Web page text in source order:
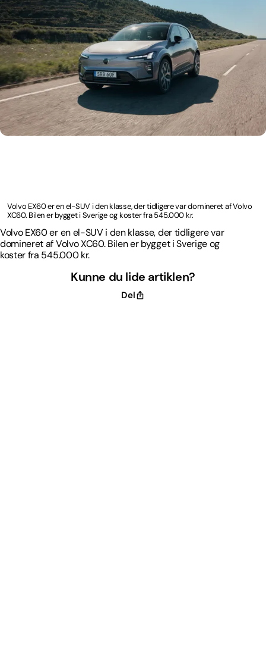
Volvo EX60 er en el-SUV i den klasse, der tidligere var domineret af Volvo
XC60. Bilen er bygget i Sverige og koster fra 545.000 kr.
Volvo EX60 er en el-SUV i den klasse, der tidligere var
domineret af Volvo XC60. Bilen er bygget i Sverige og
koster fra 545.000 kr.
Kunne du lide artiklen?
Del